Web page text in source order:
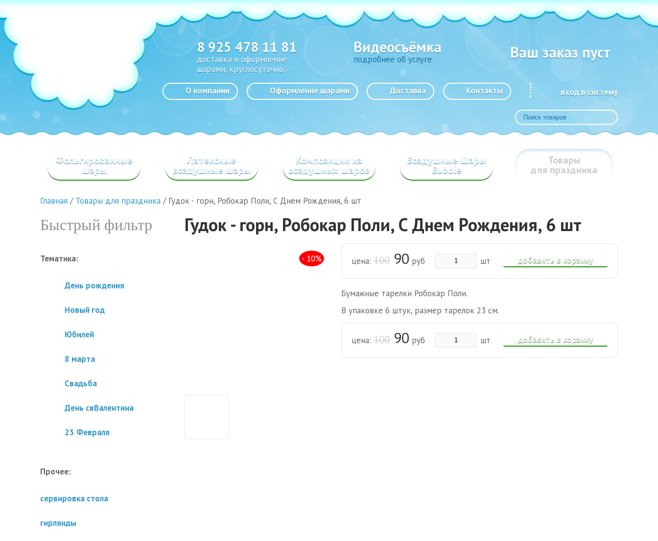
8 925 478 11 81
доставка и оформление
шарами, круглосуточно
Видеосъёмка
подробнее об услуге Ваш заказ пуст
вход в систему
О компании Оформление шарами Доставка Контакты
Фольгированные
шары
Латексные
воздушные шары
Композиции из
воздушных шаров
Воздушные Шары
Bubble
Товары
для праздника
Главная / Товары для праздника / Гудок - горн, Робокар Поли, С Днем Рождения, 6 шт
Быстрый фильтр
Тематика:
День рождения
Новый год
Юбилей
8 марта
Свадьба
День свВалентина
23 Февраля
Прочее:
сервировка стола
гирлянды
Гудок - горн, Робокар Поли, С Днем Рождения, 6 шт
- 10% добавить в корзину
цена: 100 90 руб шт
Бумажные тарелки Робокар Поли.
В упаковке 6 штук, размер тарелок 23 см.
добавить в корзину
цена: 100 90 руб шт